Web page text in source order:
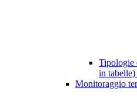
Tipologie
in tabelle)
Monitoraggio